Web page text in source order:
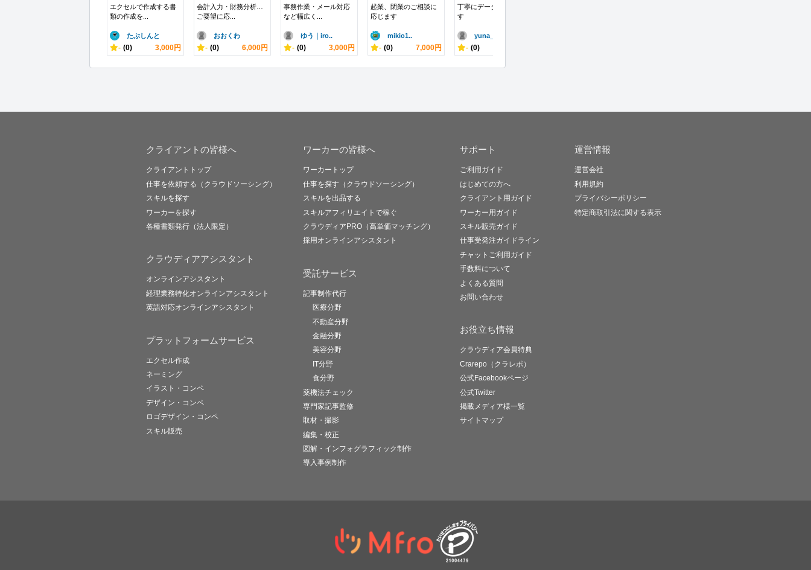
エクセルで作成する書
類の作成を...
たぶしんと
- (0) 3,000円
会計入力・財務分析…
ご要望に応...
おおくわ
- (0) 6,000円
事務作業・メール対応
など幅広く...
ゆう｜iro..
- (0) 3,000円
起業、閉業のご相談に
応じます
mikio1..
- (0) 7,000円
丁寧にデータ入力しま
す
yuna_w..
- (0)
クライアントの皆様へ
クライアントトップ
仕事を依頼する（クラウドソーシング）
スキルを探す
ワーカーを探す
各種書類発行（法人限定）
クラウディアアシスタント
オンラインアシスタント
経理業務特化オンラインアシスタント
英語対応オンラインアシスタント
プラットフォームサービス
エクセル作成
ネーミング
イラスト・コンペ
デザイン・コンペ
ロゴデザイン・コンペ
スキル販売
ワーカーの皆様へ
ワーカートップ
仕事を探す（クラウドソーシング）
スキルを出品する
スキルアフィリエイトで稼ぐ
クラウディアPRO（高単価マッチング）
採用オンラインアシスタント
受託サービス
記事制作代行
医療分野
不動産分野
金融分野
美容分野
IT分野
食分野
薬機法チェック
専門家記事監修
取材・撮影
編集・校正
図解・インフォグラフィック制作
導入事例制作
サポート
ご利用ガイド
はじめての方へ
クライアント用ガイド
ワーカー用ガイド
スキル販売ガイド
仕事受発注ガイドライン
チャットご利用ガイド
手数料について
よくある質問
お問い合わせ
お役立ち情報
クラウディア会員特典
Crarepo（クラレポ）
公式Facebookページ
公式Twitter
掲載メディア様一覧
サイトマップ
運営情報
運営会社
利用規約
プライバシーポリシー
特定商取引法に関する表示